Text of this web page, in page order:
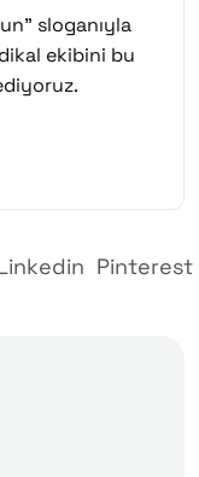
sloganıyla
ekibini bu
Pinterest